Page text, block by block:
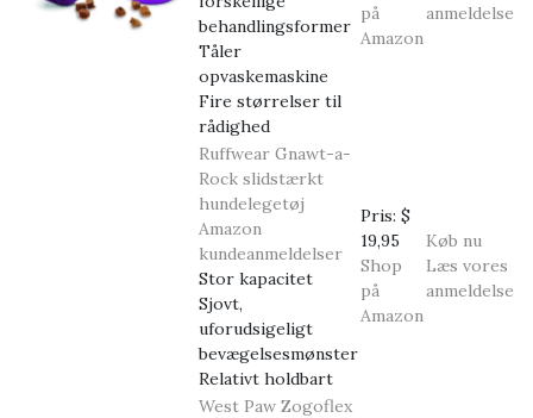
behandlingsformer
Tåler
opvaskemaskine
Fire størrelser til
rådighed
på
Amazon
anmeldelse
Ruffwear Gnawt-a-
Rock slidstærkt
hundelegetøj
Amazon
kundeanmeldelser
Stor kapacitet
Sjovt,
uforudsigeligt
bevægelsesmønster
Relativt holdbart
Pris: $
19,95
Shop
på
Amazon
Køb nu
Læs vores
anmeldelse
West Paw Zogoflex